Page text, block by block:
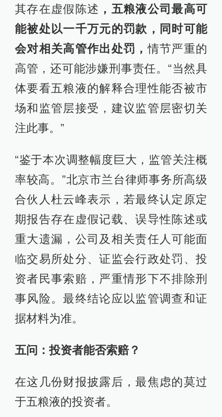
其存在虚假陈述 ，五粮液公司最高可
能被处以一千万元的罚款，同时可能
会对相关高管作出处罚，情节严重的
高管，还可能涉嫌刑事责任。“当然具
体要看五粮液的解释合理性能否被市
场和监管层接受，建议监管层密切关
注此事。”
“鉴于本次调整幅度巨大，监管关注概
率较高。”北京市兰台律师事务所高级
合伙人杜云峰表示，若最终认定原定
期报告存在虚假记载、误导性陈述或
重大遗漏，公司及相关责任人可能面
临交易所处分、证监会行政处罚、投
资者民事索赔，严重情形下不排除刑
事风险。最终结论应以监管调查和证
据材料为准。
五问：投资者能否索赔？
在这几份财报披露后，最焦虑的莫过
于五粮液的投资者。